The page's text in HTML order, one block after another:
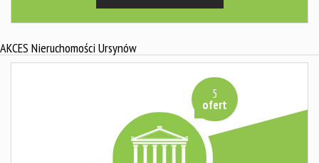
AKCES Nieruchomości Ursynów
5
ofert